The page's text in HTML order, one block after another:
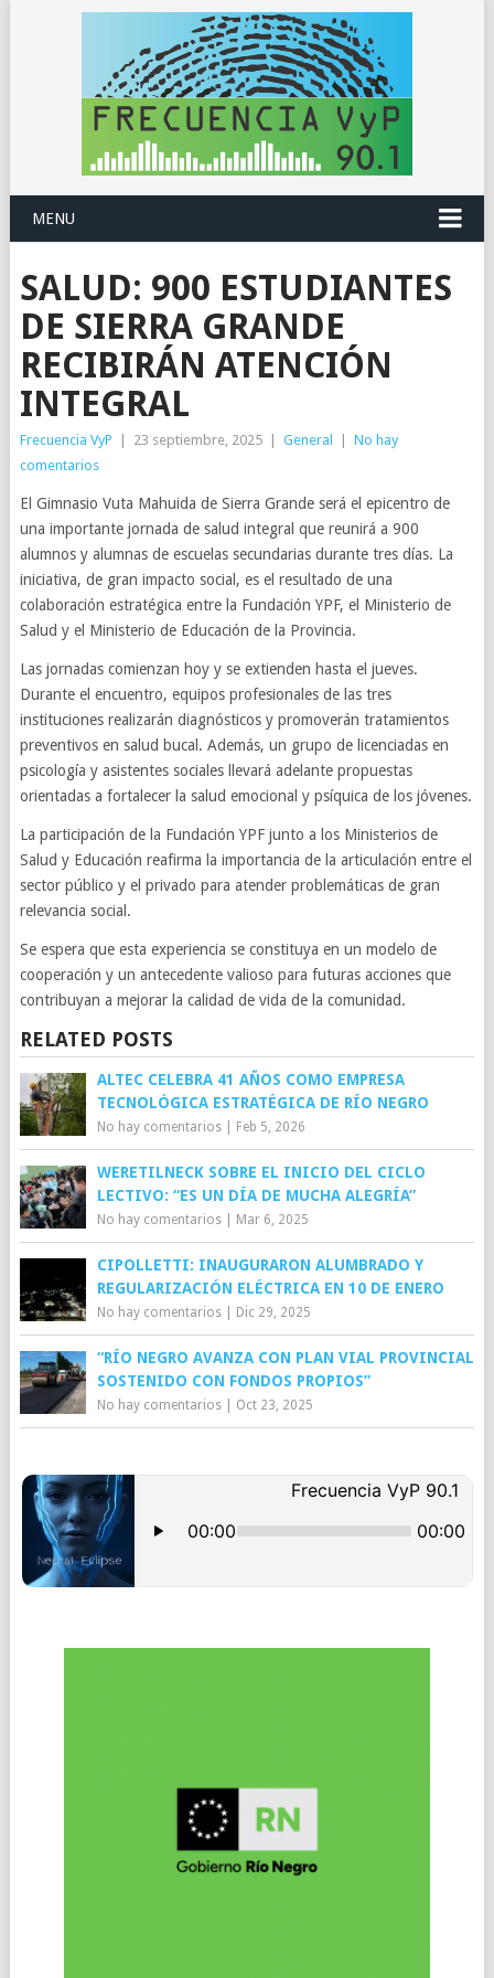
MENU
SALUD: 900 ESTUDIANTES
DE SIERRA GRANDE
RECIBIRÁN ATENCIÓN
INTEGRAL
Frecuencia VyP 23 septiembre, 2025 General
No hay
comentarios
El Gimnasio Vuta Mahuida de Sierra Grande será el epicentro de
una importante jornada de salud integral que reunirá a 900
alumnos y alumnas de escuelas secundarias durante tres días. La
iniciativa, de gran impacto social, es el resultado de una
colaboración estratégica entre la Fundación YPF, el Ministerio de
Salud y el Ministerio de Educación de la Provincia.
Las jornadas comienzan hoy y se extienden hasta el jueves.
Durante el encuentro, equipos profesionales de las tres
instituciones realizarán diagnósticos y promoverán tratamientos
preventivos en salud bucal. Además, un grupo de licenciadas en
psicología y asistentes sociales llevará adelante propuestas
orientadas a fortalecer la salud emocional y psíquica de los jóvenes.
La participación de la Fundación YPF junto a los Ministerios de
Salud y Educación reafirma la importancia de la articulación entre el
sector público y el privado para atender problemáticas de gran
relevancia social.
Se espera que esta experiencia se constituya en un modelo de
cooperación y un antecedente valioso para futuras acciones que
contribuyan a mejorar la calidad de vida de la comunidad.
RELATED POSTS
ALTEC CELEBRA 41 AÑOS COMO EMPRESA
TECNOLÓGICA ESTRATÉGICA DE RÍO NEGRO
No hay comentarios| Feb 5, 2026
WERETILNECK SOBRE EL INICIO DEL CICLO
LECTIVO: “ES UN DÍA DE MUCHA ALEGRÍA”
No hay comentarios| Mar 6, 2025
CIPOLLETTI: INAUGURARON ALUMBRADO Y
REGULARIZACIÓN ELÉCTRICA EN 10 DE ENERO
No hay comentarios| Dic 29, 2025
“RÍO NEGRO AVANZA CON PLAN VIAL PROVINCIAL
SOSTENIDO CON FONDOS PROPIOS”
No hay comentarios| Oct 23, 2025